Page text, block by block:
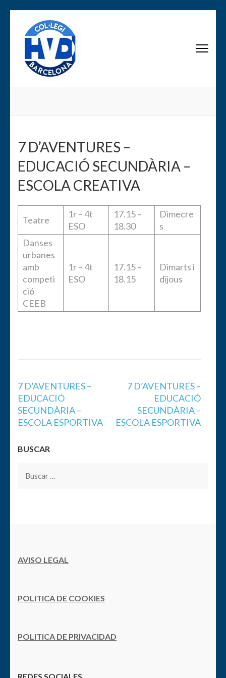
contenido
(presiona
AMPA Scala Dei
7 D’AVENTURES –
EDUCACIÓ SECUNDÀRIA –
ESCOLA CREATIVA
Teatre
1r – 4t
ESO
17.15 –
18.30
Dimecre
s
Danses
urbanes
amb
competi
ció
CEEB
1r – 4t
ESO
17.15 –
18.15
Dimarts i
dijous
Navegación
de
entradas
7 D’AVENTURES –
EDUCACIÓ
SECUNDÀRIA –
ESCOLA ESPORTIVA
7 D’AVENTURES –
EDUCACIÓ
SECUNDÀRIA –
ESCOLA ESPORTIVA
BUSCAR
Buscar:
AVISO LEGAL
POLITICA DE COOKIES
POLITICA DE PRIVACIDAD